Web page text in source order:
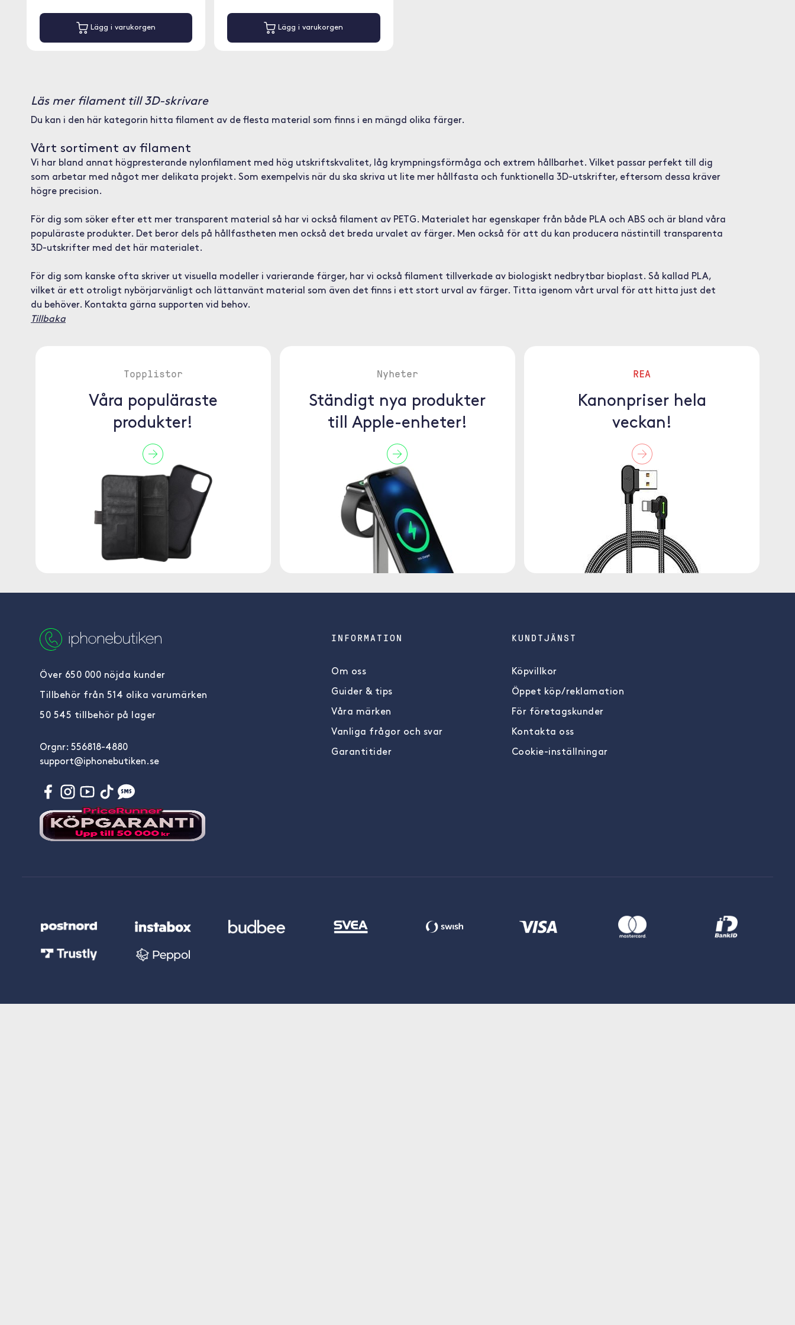
Lägg i varukorgen Lägg i varukorgen
Läs mer filament till 3D-skrivare
Du kan i den här kategorin hitta filament av de flesta material som finns i en mängd olika färger.
Vårt sortiment av filament
Vi har bland annat högpresterande nylonfilament med hög utskriftskvalitet, låg krympningsförmåga och extrem hållbarhet. Vilket passar perfekt till dig
som arbetar med något mer delikata projekt. Som exempelvis när du ska skriva ut lite mer hållfasta och funktionella 3D-utskrifter, eftersom dessa kräver
högre precision.
För dig som söker efter ett mer transparent material så har vi också filament av PETG. Materialet har egenskaper från både PLA och ABS och är bland våra
populäraste produkter. Det beror dels på hållfastheten men också det breda urvalet av färger. Men också för att du kan producera nästintill transparenta
3D-utskrifter med det här materialet.
För dig som kanske ofta skriver ut visuella modeller i varierande färger, har vi också filament tillverkade av biologiskt nedbrytbar bioplast. Så kallad PLA,
vilket är ett otroligt nybörjarvänligt och lättanvänt material som även det finns i ett stort urval av färger. Titta igenom vårt urval för att hitta just det
du behöver. Kontakta gärna supporten vid behov.
Tillbaka
Topplistor
Våra populäraste
produkter!
Nyheter
Ständigt nya produkter
till Apple-enheter!
REA
Kanonpriser hela
veckan!
Över 650 000 nöjda kunder
Tillbehör från 514 olika varumärken
50 545 tillbehör på lager
Orgnr: 556818-4880
support@iphonebutiken.se
INFORMATION
Om oss
Guider & tips
Våra märken
Vanliga frågor och svar
Garantitider
KUNDTJÄNST
Köpvillkor
Öppet köp/reklamation
För företagskunder
Kontakta oss
Cookie-inställningar